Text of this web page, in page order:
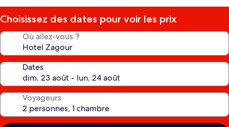
Choisissez des dates pour voir les prix
Où allez-vous ?
Dates
Voyageurs